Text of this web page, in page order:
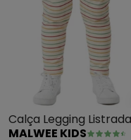
Calça Legging Listrada
em Ribana (Off White)
MALWEE KIDS